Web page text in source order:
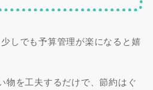
しでも予算管理が楽になると嬉
物を工夫するだけで、節約はぐ